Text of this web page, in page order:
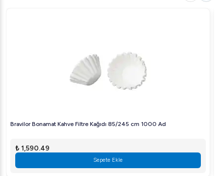
sipariş verin ve kaliteli pişirme deneyiminizin tadını çıkarın.
Bravilor Bonamat Kahve Filtre Kağıdı 85/245 cm 1000 Ad
₺ 1,590.49
Sepete Ekle